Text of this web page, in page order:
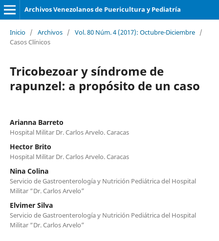
Archivos Venezolanos de Puericultura y Pediatría
Inicio / Archivos / Vol. 80 Núm. 4 (2017): Octubre-Diciembre /
Casos Clínicos
Tricobezoar y síndrome de
rapunzel: a propósito de un caso
Arianna Barreto
Hospital Militar Dr. Carlos Arvelo. Caracas
Hector Brito
Hospital Militar Dr. Carlos Arvelo. Caracas
Nina Colina
Servicio de Gastroenterología y Nutrición Pediátrica del Hospital
Militar “Dr. Carlos Arvelo”
Elvimer Silva
Servicio de Gastroenterología y Nutrición Pediátrica del Hospital
Militar “Dr. Carlos Arvelo”